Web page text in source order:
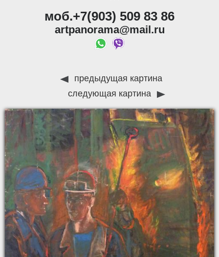
моб.+7(903) 509 83 86
artpanorama@mail.ru
предыдущая картина
следующая картина